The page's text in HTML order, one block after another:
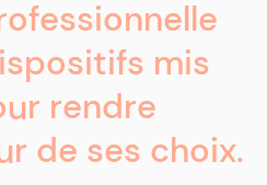
mis
rendre
de ses choix.